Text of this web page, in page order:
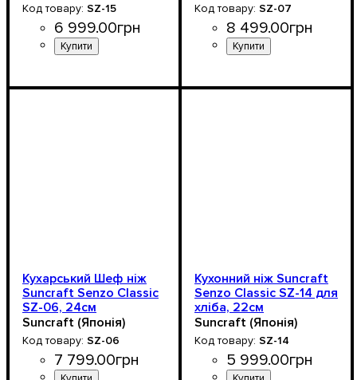
SZ-15
6 999.00грн
SZ-07
8 499.00грн
Кухарський Шеф ніж
Suncraft Senzo Classic
SZ-06, 24см
Suncraft (Японія)
SZ-06
7 799.00грн
Кухонний ніж Suncraft
Senzo Classic SZ-14 для
хліба, 22см
Suncraft (Японія)
SZ-14
5 999.00грн